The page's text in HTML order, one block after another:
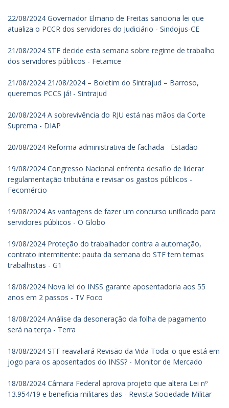
22/08/2024 Governador Elmano de Freitas sanciona lei que
atualiza o PCCR dos servidores do Judiciário - Sindojus-CE
21/08/2024 STF decide esta semana sobre regime de trabalho
dos servidores públicos - Fetamce
21/08/2024 21/08/2024 – Boletim do Sintrajud – Barroso,
queremos PCCS já! - Sintrajud
20/08/2024 A sobrevivência do RJU está nas mãos da Corte
Suprema - DIAP
20/08/2024 Reforma administrativa de fachada - Estadão
19/08/2024 Congresso Nacional enfrenta desafio de liderar
regulamentação tributária e revisar os gastos públicos -
Fecomércio
19/08/2024 As vantagens de fazer um concurso unificado para
servidores públicos - O Globo
19/08/2024 Proteção do trabalhador contra a automação,
contrato intermitente: pauta da semana do STF tem temas
trabalhistas - G1
18/08/2024 Nova lei do INSS garante aposentadoria aos 55
anos em 2 passos - TV Foco
18/08/2024 Análise da desoneração da folha de pagamento
será na terça - Terra
18/08/2024 STF reavaliará Revisão da Vida Toda: o que está em
jogo para os aposentados do INSS? - Monitor de Mercado
18/08/2024 Câmara Federal aprova projeto que altera Lei nº
13.954/19 e beneficia militares das - Revista Sociedade Militar